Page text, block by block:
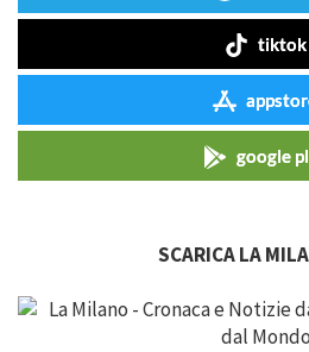
tiktok
google
SCARICA LA